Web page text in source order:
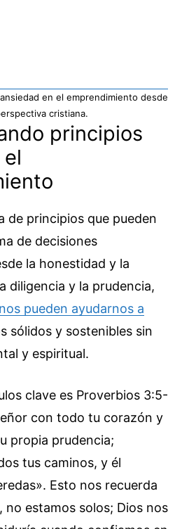
en el emprendimiento desde
cristiana.
principios
de principios que pueden
de decisiones
la honestidad y la
diligencia y la prudencia,
pueden ayudarnos a
sólidos y sostenibles sin
y espiritual.
clave es Proverbios 3:5-
con todo tu corazón y
propia prudencia;
tus caminos, y él
Esto nos recuerda
no estamos solos; Dios nos